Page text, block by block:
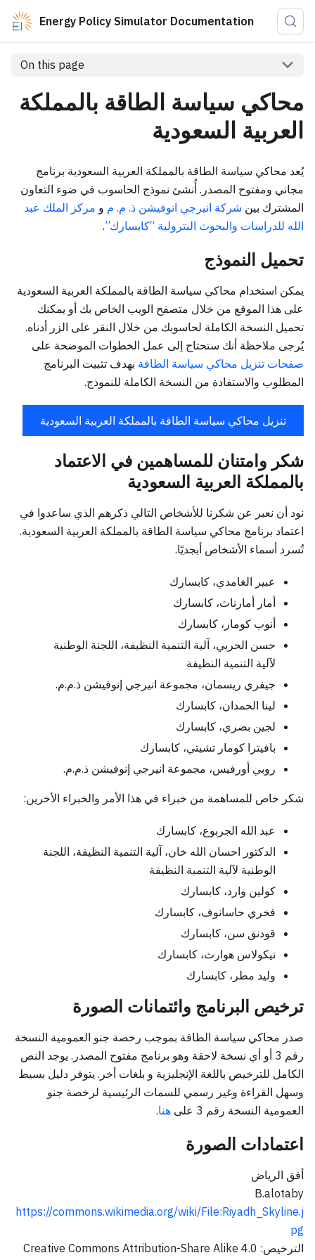
Energy Policy Simulator Documentation
On this page
محاكي سياسة الطاقة بالمملكة
العربية السعودية
يُعد محاكي سياسة الطاقة بالمملكة العربية السعودية برنامج
مجاني ومفتوح المصدر. أُنشئ نموذج الحاسوب في ضوء التعاون
المشترك بين شركة انيرجي انوفيشن ذ. م. م و مركز الملك عبد
الله للدراسات والبحوث البترولية “كابسارك”.
تحميل النموذج
يمكن استخدام محاكي سياسة الطاقة بالمملكة العربية السعودية
على هذا الموقع من خلال متصفح الويب الخاص بك أو يمكنك
تحميل النسخة الكاملة لحاسوبك من خلال النقر على الزر أدناه.
يُرجى ملاحظة أنك ستحتاج إلى عمل الخطوات الموضحة على
صفحات تنزيل محاكي سياسة الطاقة بهدف تثبيت البرنامج
المطلوب والاستفادة من النسخة الكاملة للنموذج.
تنزيل محاكي سياسة الطاقة بالمملكة العربية السعودية
شكر وامتنان للمساهمين في الاعتماد
بالمملكة العربية السعودية
نود أن نعبر عن شكرنا للأشخاص التالي ذكرهم الذي ساعدوا في
اعتماد برنامج محاكي سياسة الطاقة بالمملكة العربية السعودية.
تُسرد أسماء الأشخاص أبجديًا.
عبير الغامدي، كابسارك
أمار أمارناث، كابسارك
أنوب كومار، كابسارك
حسن الحربي، آلية التنمية النظيفة، اللجنة الوطنية
لآلية التنمية النظيفة
جيفري ريسمان، مجموعة انيرجي إنوفيشن ذ.م.م.
لينا الحمدان، كابسارك
لجين بصري، كابسارك
بافيترا كومار تشيتي، كابسارك
روبي أورفيس، مجموعة انيرجي إنوفيشن ذ.م.م.
شكر خاص للمساهمة من خبراء في هذا الأمر والخبراء الأخرين:
عبد الله الجربوع، كابسارك
الدكتور احسان الله خان، آلية التنمية النظيفة، اللجنة
الوطنية لآلية التنمية النظيفة
كولين وارد، كابسارك
فخري حاسانوف، كابسارك
قودنق سن، كابسارك
نيكولاس هوارث، كابسارك
وليد مطر، كابسارك
ترخيص البرنامج وائتمانات الصورة
صدر محاكي سياسة الطاقة بموجب رخصة جنو العمومية النسخة
رقم 3 أو أي نسخة لاحقة وهو برنامج مفتوح المصدر. يوجد النص
الكامل للترخيص باللغة الإنجليزية و بلغات أخر. يتوفر دليل بسيط
وسهل القراءة وغير رسمي للسمات الرئيسية لرخصة جنو
العمومية النسخة رقم 3 على
هنا.
اعتمادات الصورة
أفق الرياض
B.alotaby
https://commons.wikimedia.org/wiki/File:Riyadh_Skyline.j
pg
الترخيص: Creative Commons Attribution-Share Alike 4.0